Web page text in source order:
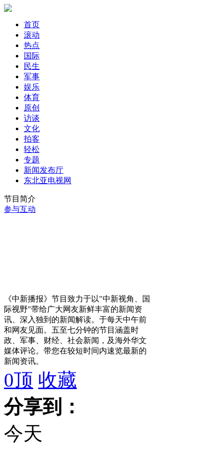
首页
滚动
热点
国际
民生
军事
娱乐
体育
原创
访谈
文化
拍客
轻松
专题
新闻发布厅
东北亚电视网
节目简介
参与互动
《中新播报》节目致力于以"中新视角、国
际视野"带给广大网友新鲜丰富的新闻资
讯、深入独到的新闻解读。于每天中午前
和网友见面。五至七分钟的节目涵盖时
政、军事、财经、社会新闻，及海外华文
媒体评论。带您在较短时间内速览最新的
新闻资讯。
0顶 收藏
分享到：
今天